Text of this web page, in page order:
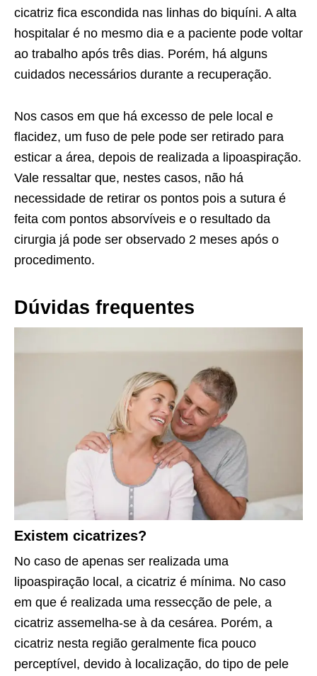
cicatriz fica escondida nas linhas do biquíni. A alta
hospitalar é no mesmo dia e a paciente pode voltar
ao trabalho após três dias. Porém, há alguns
cuidados necessários durante a recuperação.
Nos casos em que há excesso de pele local e
flacidez, um fuso de pele pode ser retirado para
esticar a área, depois de realizada a lipoaspiração.
Vale ressaltar que, nestes casos, não há
necessidade de retirar os pontos pois a sutura é
feita com pontos absorvíveis e o resultado da
cirurgia já pode ser observado 2 meses após o
procedimento.
Dúvidas frequentes
Existem cicatrizes?
No caso de apenas ser realizada uma
lipoaspiração local, a cicatriz é mínima. No caso
em que é realizada uma ressecção de pele, a
cicatriz assemelha-se à da cesárea. Porém, a
cicatriz nesta região geralmente fica pouco
perceptível, devido à localização, do tipo de pele